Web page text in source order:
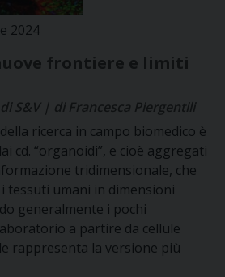
2024
frontiere e limiti
S&V | di Francesca Piergentili
ricerca in campo biomedico è
cd. “organoidi”, e cioè aggregati
tridimensionale, che
tessuti umani in dimensioni
generalmente i pochi
a partire da cellule
rappresenta la versione più